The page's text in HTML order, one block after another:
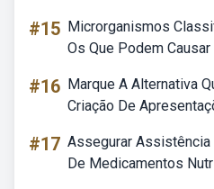
#15 Microrganismos
Os Que Podem
#16 Marque A Alternativa
Criação De
#17 Assegurar Assistência
De Medicamentos